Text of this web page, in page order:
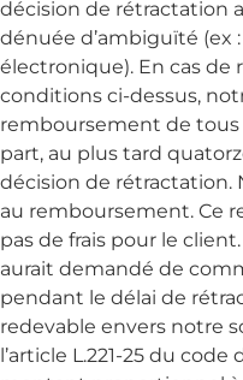
décision de rétractation
dénuée d’ambiguïté (ex
électronique). En cas
conditions ci-dessus,
remboursement de tous
part, au plus tard
décision de rétractation.
au remboursement. Ce
pas de frais pour le
aurait demandé de
pendant le délai de
redevable envers notre
l’article L.221-25 du